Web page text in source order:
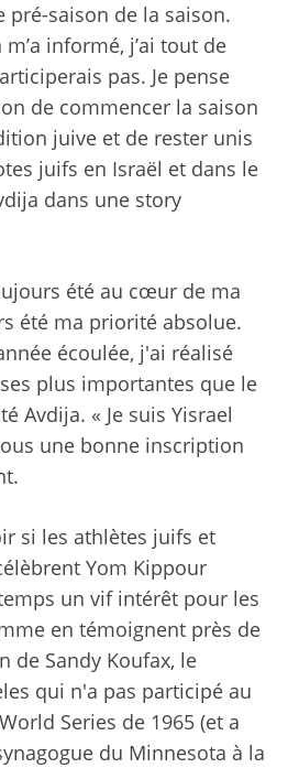
pré-saison de la saison.
informé, j’ai tout de
pas. Je pense
de commencer la saison
juive et de rester unis
juifs en Israël et dans le
dans une story
été au cœur de ma
été ma priorité absolue.
écoulée, j'ai réalisé
plus importantes que le
Avdija. « Je suis Yisrael
une bonne inscription
si les athlètes juifs et
Yom Kippour
un vif intérêt pour les
en témoignent près de
de Sandy Koufax, le
qui n'a pas participé au
Series de 1965 (et a
du Minnesota à la